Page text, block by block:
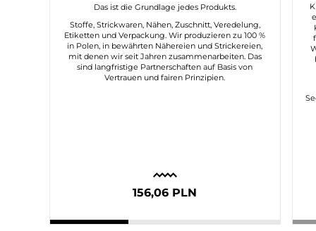
Das ist die Grundlage jedes Produkts.
Stoffe, Strickwaren, Nähen, Zuschnitt, Veredelung,
Etiketten und Verpackung. Wir produzieren zu 100 %
in Polen, in bewährten Nähereien und Strickereien,
mit denen wir seit Jahren zusammenarbeiten. Das
sind langfristige Partnerschaften auf Basis von
Vertrauen und fairen Prinzipien.
156,06 PLN